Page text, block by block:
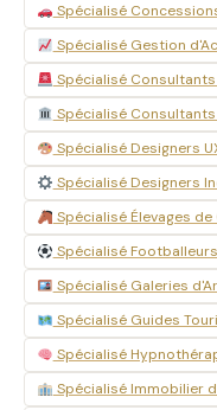
Spécialisé
Spécialisé Gestion
Spécialisé
Spécialisé
Spécialisé Designers
Spécialisé Designers
Spécialisé Élevages
Spécialisé
Spécialisé Galeries
Spécialisé Guides
Spécialisé
Spécialisé Immobilier